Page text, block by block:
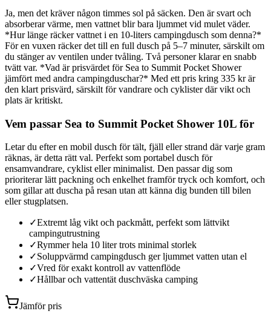
Ja, men det kräver någon timmes sol på säcken. Den är svart och
absorberar värme, men vattnet blir bara ljummet vid mulet väder.
*Hur länge räcker vattnet i en 10-liters campingdusch som denna?*
För en vuxen räcker det till en full dusch på 5–7 minuter, särskilt om
du stänger av ventilen under tvåling. Två personer klarar en snabb
tvätt var. *Vad är prisvärdet för Sea to Summit Pocket Shower
jämfört med andra campingduschar?* Med ett pris kring 335 kr är
den klart prisvärd, särskilt för vandrare och cyklister där vikt och
plats är kritiskt.
Vem passar Sea to Summit Pocket Shower 10L för
Letar du efter en mobil dusch för tält, fjäll eller strand där varje gram
räknas, är detta rätt val. Perfekt som portabel dusch för
ensamvandrare, cyklist eller minimalist. Den passar dig som
prioriterar lätt packning och enkelhet framför tryck och komfort, och
som gillar att duscha på resan utan att känna dig bunden till bilen
eller stugplatsen.
✓Extremt låg vikt och packmått, perfekt som lättvikt
campingutrustning
✓Rymmer hela 10 liter trots minimal storlek
✓Soluppvärmd campingdusch ger ljummet vatten utan el
✓Vred för exakt kontroll av vattenflöde
✓Hållbar och vattentät duschväska camping
Jämför pris